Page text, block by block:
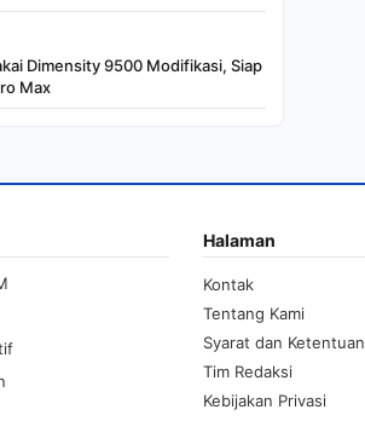
Dimensity 9500 Modifikasi, Siap
Max
Halaman
Kontak
Tentang Kami
Syarat dan Ketentuan
Tim Redaksi
Kebijakan Privasi